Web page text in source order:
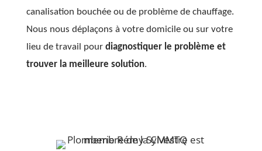
canalisation bouchée ou de problème de chauffage.
Nous nous déplaçons à votre domicile ou sur votre
lieu de travail pour diagnostiquer le problème et
trouver la meilleure solution.